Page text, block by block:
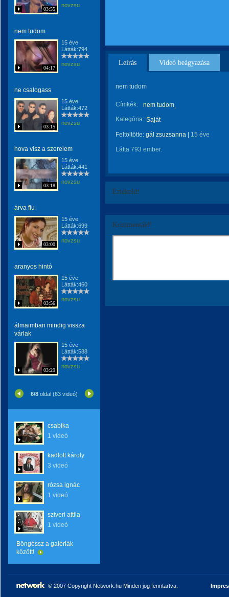
03:55
novzsu
nem tudom
04:17
15 éve
Látták:794
novzsu
ne csalogass
03:15
15 éve
Látták:472
novzsu
hova visz a szerelem
03:18
15 éve
Látták:441
novzsu
árva fiu
03:00
15 éve
Látták:699
novzsu
aranyos hintó
03:56
15 éve
Látták:460
novzsu
álmaimban mindig vissza
várlak
03:29
15 éve
Látták:588
novzsu
6/8 oldal (63 videó)
csabika
1 videó
kadlott károly
3 videó
rózsa ignác
1 videó
sziveri attila
1 videó
Böngéssz a galériák
között!
Leírás Videó beágyazása
nem tudom
Címkék:
nem tudom
Kategória: Saját
Feltöltötte: gál zsuzsanna 15 éve
Látta 793 ember.
Értékeld!
Kommentáld!
© 2007 Copyright Network.hu Minden jog fenntartva.